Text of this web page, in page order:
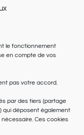
le fonctionnement
en compte de vos
pas votre accord.
par des tiers (partage
qui déposent également
Ces cookies